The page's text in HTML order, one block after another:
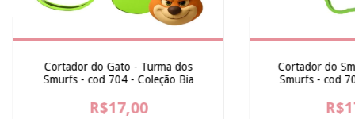
Cortador do Gato - Turma dos
Smurfs - cod 704 - Coleção Bia
R$17,00
Cortador do
Smurfs - cod